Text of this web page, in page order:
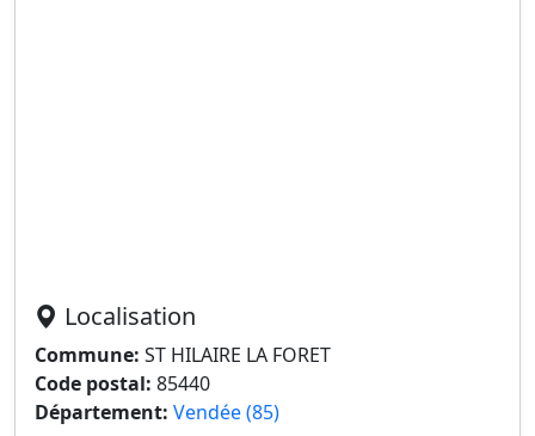
Localisation
Commune: ST HILAIRE LA FORET
Code postal: 85440
Département: Vendée (85)